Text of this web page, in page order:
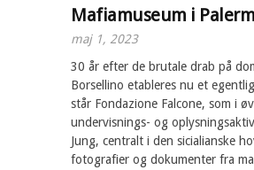
Mafiamuseum i
maj 1, 2023
30 år efter de brutale drab på
Borsellino etableres nu et
står Fondazione Falcone, som i
undervisnings- og
Jung, centralt i den sicialianske
fotografier og dokumenter fra